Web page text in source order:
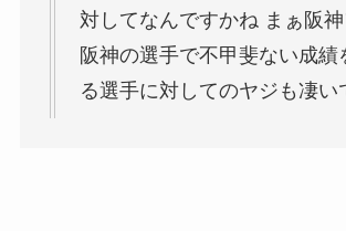
対してなんですかね まぁ阪
阪神の選手で不甲斐ない成績
る選手に対してのヤジも凄い